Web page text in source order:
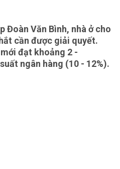
Đoàn Văn Bình, nhà ở cho
cần được giải quyết.
đạt khoảng 2 -
ngân hàng (10 - 12%).